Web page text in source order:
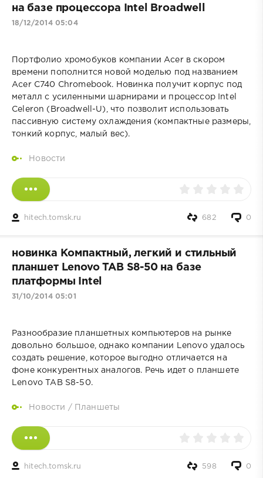
на базе процессора Intel Broadwell
18/12/2014 05:04
Портфолио хромобуков компании Acer в скором
времени пополнится новой моделью под названием
Acer C740 Chromebook. Новинка получит корпус под
металл с усиленными шарнирами и процессор Intel
Celeron (Broadwell-U), что позволит использовать
пассивную систему охлаждения (компактные размеры,
тонкий корпус, малый вес).
Новости
hitech.tomsk.ru 0
682
новинка Компактный, легкий и стильный
планшет Lenovo TAB S8-50 на базе
платформы Intel
31/10/2014 05:01
Разнообразие планшетных компьютеров на рынке
довольно большое, однако компании Lenovo удалось
создать решение, которое выгодно отличается на
фоне конкурентных аналогов. Речь идет о планшете
Lenovo TAB S8-50.
Новости / Планшеты
hitech.tomsk.ru 0
598